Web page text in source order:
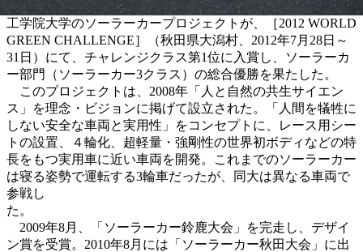
工学院大学のソーラーカープロジェクトが、［2012 WORLD
GREEN CHALLENGE］（秋田県大潟村、2012年7月28日～
31日）にて、チャレンジクラス第1位に入賞し、ソーラーカ
ー部門（ソーラーカー3クラス）の総合優勝を果たした。
このプロジェクトは、2008年「人と自然の共生サイエン
ス」を理念・ビジョンに掲げて設立された。「人間を犠牲に
しない安全な車両と実用性」をコンセプトに、レース用シー
トの設置、４輪化、超軽量・強剛性の世界初ボディなどの特
長をもつ実用車に近い車両を開発。これまでのソーラーカー
は寝る姿勢で運転する3輪車だったが、同大は異なる車両で
参戦し
た
2009年8月、「ソーラーカー鈴鹿大会」を完走し、デザイ
ン賞を受賞。2010年8月には「ソーラーカー秋田大会」に出